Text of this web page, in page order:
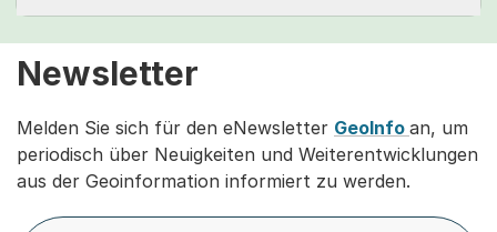
Newsletter
Melden Sie sich für den eNewsletter GeoInfo an, um
periodisch über Neuigkeiten und Weiterentwicklungen
aus der Geoinformation informiert zu werden.